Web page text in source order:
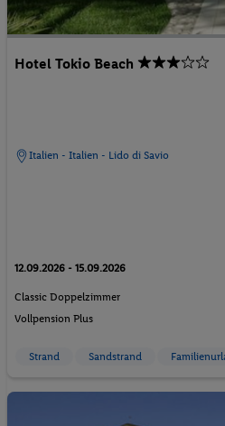
Hotel Tokio Beach
Italien - Italien - Lido di Savio
12.09.2026 - 15.09.2026
Classic Doppelzimmer
Vollpension Plus
Strand Sandstrand